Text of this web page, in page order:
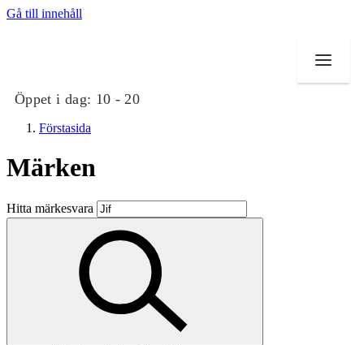
Gå till innehåll
Öppet i dag: 10 - 20
Butiker
Mat och dryck
Evenemang
Erbjudanden
Förstasida
Märken
Hitta märkesvara